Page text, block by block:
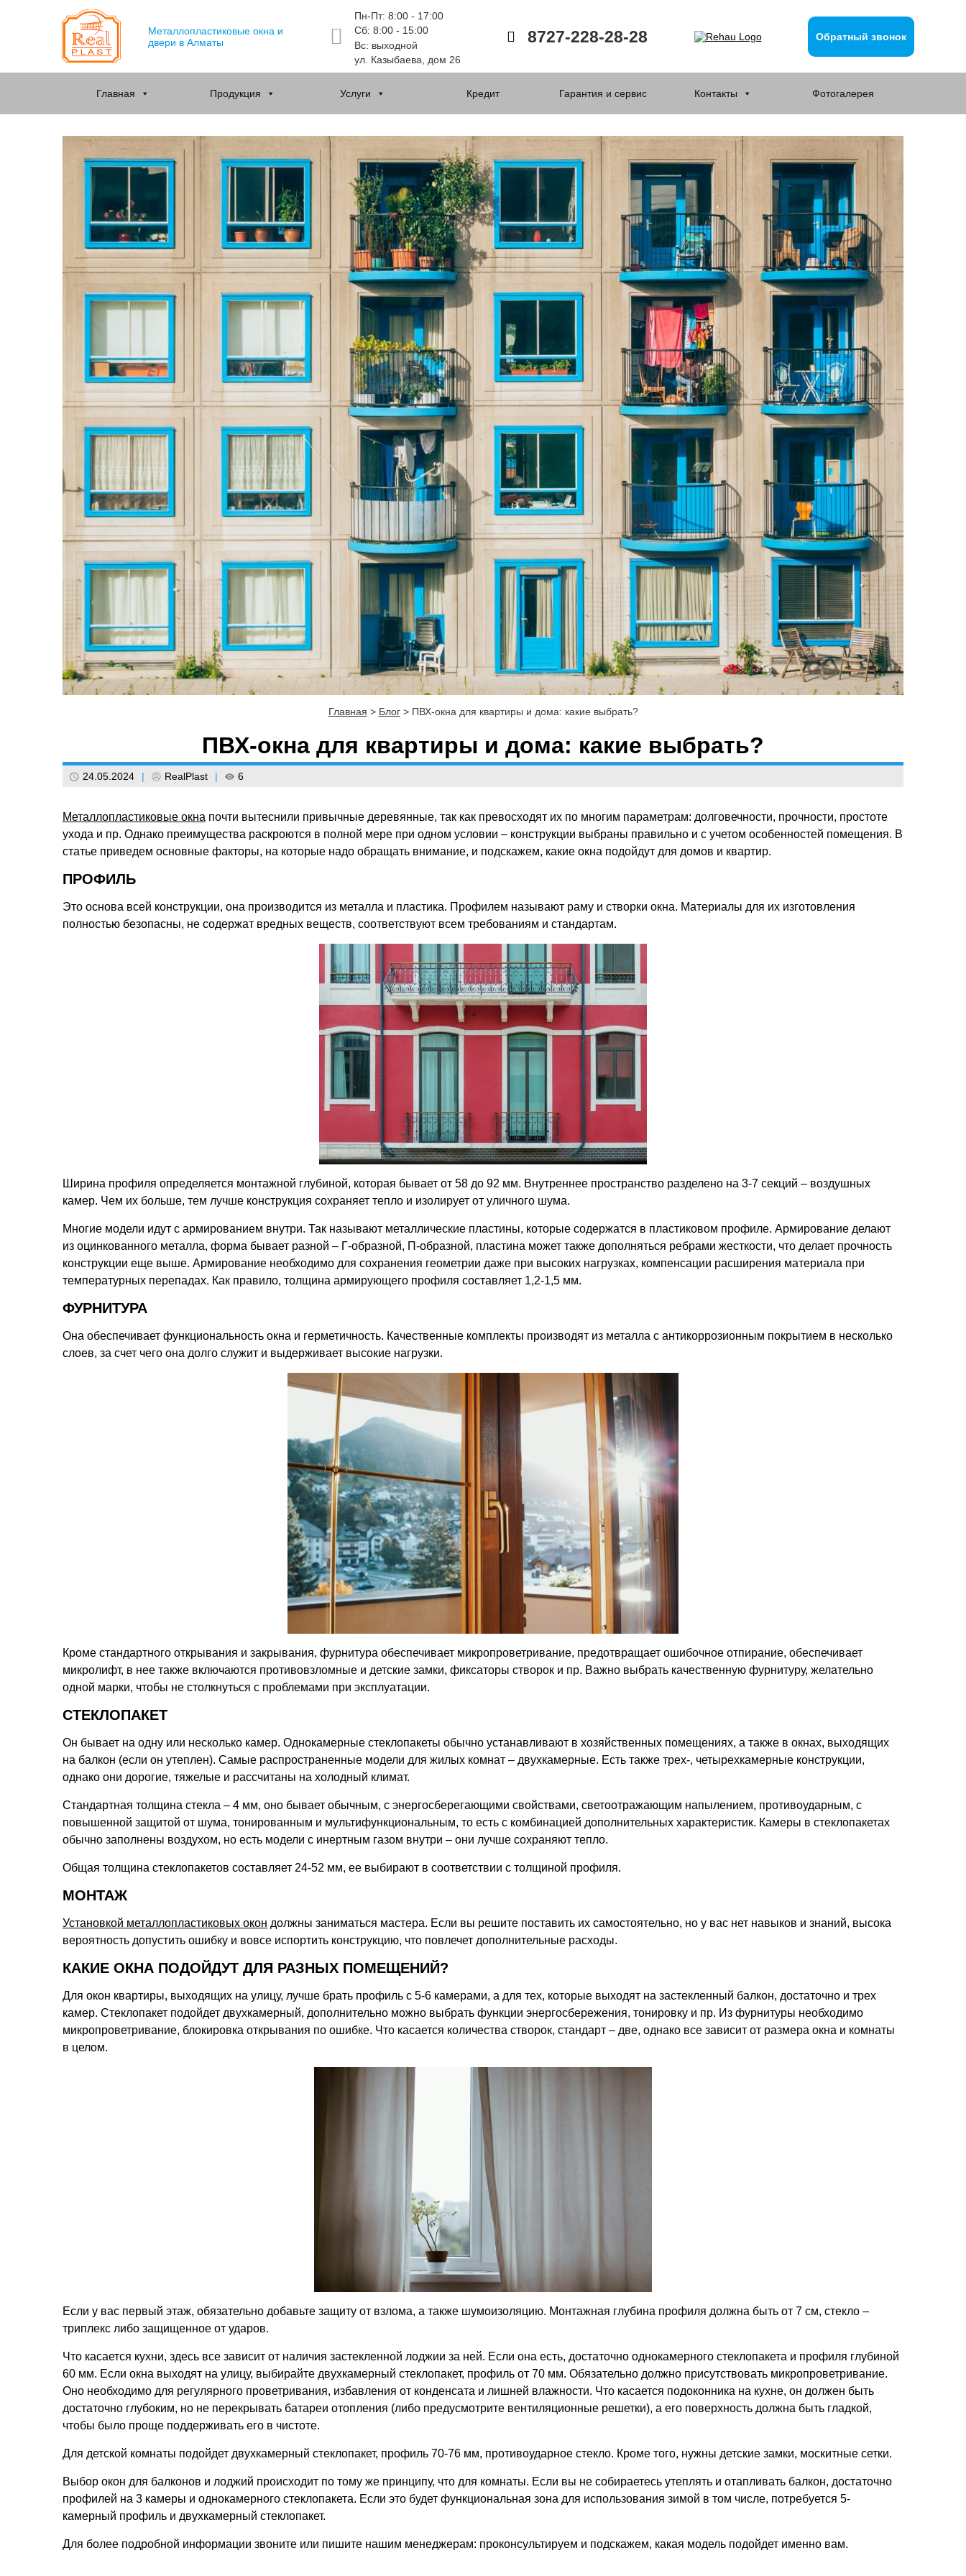
Металлопластиковые окна и
двери в Алматы
Пн-Пт: 8:00 - 17:00
Сб: 8:00 - 15:00
Вс: выходной
ул. Казыбаева, дом 26
8727-228-28-28 Обратный звонок
Главная Продукция Услуги Кредит Гарантия и сервис Контакты Фотогалерея
Главная > Блог> ПВХ-окна для квартиры и дома: какие выбрать?
ПВХ-окна для квартиры и дома: какие выбрать?
24.05.2024 | RealPlast | 6
Металлопластиковые окна почти вытеснили привычные деревянные, так как превосходят их по многим параметрам: долговечности, прочности, простоте
ухода и пр. Однако преимущества раскроются в полной мере при одном условии – конструкции выбраны правильно и с учетом особенностей помещения. В
статье приведем основные факторы, на которые надо обращать внимание, и подскажем, какие окна подойдут для домов и квартир.
ПРОФИЛЬ
Это основа всей конструкции, она производится из металла и пластика. Профилем называют раму и створки окна. Материалы для их изготовления
полностью безопасны, не содержат вредных веществ, соответствуют всем требованиям и стандартам.
Ширина профиля определяется монтажной глубиной, которая бывает от 58 до 92 мм. Внутреннее пространство разделено на 3-7 секций – воздушных
камер. Чем их больше, тем лучше конструкция сохраняет тепло и изолирует от уличного шума.
Многие модели идут с армированием внутри. Так называют металлические пластины, которые содержатся в пластиковом профиле. Армирование делают
из оцинкованного металла, форма бывает разной – Г-образной, П-образной, пластина может также дополняться ребрами жесткости, что делает прочность
конструкции еще выше. Армирование необходимо для сохранения геометрии даже при высоких нагрузках, компенсации расширения материала при
температурных перепадах. Как правило, толщина армирующего профиля составляет 1,2-1,5 мм.
ФУРНИТУРА
Она обеспечивает функциональность окна и герметичность. Качественные комплекты производят из металла с антикоррозионным покрытием в несколько
слоев, за счет чего она долго служит и выдерживает высокие нагрузки.
Кроме стандартного открывания и закрывания, фурнитура обеспечивает микропроветривание, предотвращает ошибочное отпирание, обеспечивает
микролифт, в нее также включаются противовзломные и детские замки, фиксаторы створок и пр. Важно выбрать качественную фурнитуру, желательно
одной марки, чтобы не столкнуться с проблемами при эксплуатации.
СТЕКЛОПАКЕТ
Он бывает на одну или несколько камер. Однокамерные стеклопакеты обычно устанавливают в хозяйственных помещениях, а также в окнах, выходящих
на балкон (если он утеплен). Самые распространенные модели для жилых комнат – двухкамерные. Есть также трех-, четырехкамерные конструкции,
однако они дорогие, тяжелые и рассчитаны на холодный климат.
Стандартная толщина стекла – 4 мм, оно бывает обычным, с энергосберегающими свойствами, светоотражающим напылением, противоударным, с
повышенной защитой от шума, тонированным и мультифункциональным, то есть с комбинацией дополнительных характеристик. Камеры в стеклопакетах
обычно заполнены воздухом, но есть модели с инертным газом внутри – они лучше сохраняют тепло.
Общая толщина стеклопакетов составляет 24-52 мм, ее выбирают в соответствии с толщиной профиля.
МОНТАЖ
Установкой металлопластиковых окон должны заниматься мастера. Если вы решите поставить их самостоятельно, но у вас нет навыков и знаний, высока
вероятность допустить ошибку и вовсе испортить конструкцию, что повлечет дополнительные расходы.
КАКИЕ ОКНА ПОДОЙДУТ ДЛЯ РАЗНЫХ ПОМЕЩЕНИЙ?
Для окон квартиры, выходящих на улицу, лучше брать профиль с 5-6 камерами, а для тех, которые выходят на застекленный балкон, достаточно и трех
камер. Стеклопакет подойдет двухкамерный, дополнительно можно выбрать функции энергосбережения, тонировку и пр. Из фурнитуры необходимо
микропроветривание, блокировка открывания по ошибке. Что касается количества створок, стандарт – две, однако все зависит от размера окна и комнаты
в целом.
Если у вас первый этаж, обязательно добавьте защиту от взлома, а также шумоизоляцию. Монтажная глубина профиля должна быть от 7 см, стекло –
триплекс либо защищенное от ударов.
Что касается кухни, здесь все зависит от наличия застекленной лоджии за ней. Если она есть, достаточно однокамерного стеклопакета и профиля глубиной
60 мм. Если окна выходят на улицу, выбирайте двухкамерный стеклопакет, профиль от 70 мм. Обязательно должно присутствовать микропроветривание.
Оно необходимо для регулярного проветривания, избавления от конденсата и лишней влажности. Что касается подоконника на кухне, он должен быть
достаточно глубоким, но не перекрывать батареи отопления (либо предусмотрите вентиляционные решетки), а его поверхность должна быть гладкой,
чтобы было проще поддерживать его в чистоте.
Для детской комнаты подойдет двухкамерный стеклопакет, профиль 70-76 мм, противоударное стекло. Кроме того, нужны детские замки, москитные сетки.
Выбор окон для балконов и лоджий происходит по тому же принципу, что для комнаты. Если вы не собираетесь утеплять и отапливать балкон, достаточно
профилей на 3 камеры и однокамерного стеклопакета. Если это будет функциональная зона для использования зимой в том числе, потребуется 5-
камерный профиль и двухкамерный стеклопакет.
Для более подробной информации звоните или пишите нашим менеджерам: проконсультируем и подскажем, какая модель подойдет именно вам.